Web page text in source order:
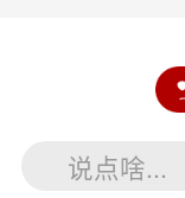
说点啥...